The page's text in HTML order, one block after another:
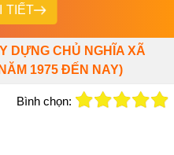
TIẾT
DỰNG CHỦ NGHĨA XÃ
1975 ĐẾN NAY)
Bình chọn: